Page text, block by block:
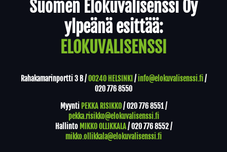
Suomen Elokuvalisenssi Oy
ylpeänä esittää:
ELOKUVALISENSSI
Rahakamarinportti 3 B /00240 HELSINKI / info@elokuvalisenssi.fi/
020 776 8550
Myynti PEKKA RISIKKO/020 776 8551/
pekka.risikko@elokuvalisenssi.fi
Hallinto MIKKO OLLIKKALA/020 776 8552/
mikko.ollikkala@elokuvalisenssi.fi